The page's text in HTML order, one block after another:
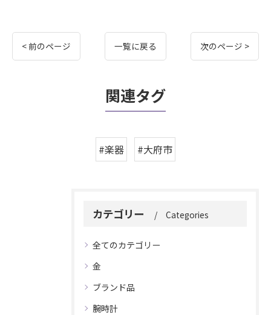
< 前のページ 一覧に戻る 次のページ >
関連タグ
#楽器 #大府市
カテゴリー Categories
全てのカテゴリー
金
ブランド品
腕時計